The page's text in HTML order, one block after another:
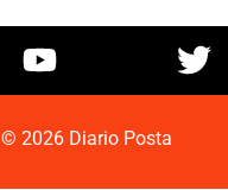
© 2026 Diario Posta